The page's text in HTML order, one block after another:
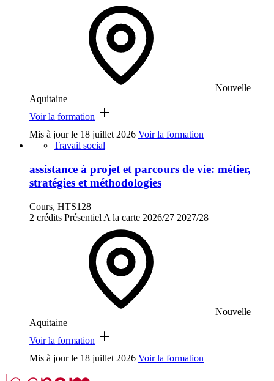
Nouvelle
Aquitaine
Voir la formation
Mis à jour le 18 juillet 2026 Voir la formation
Travail social
assistance à projet et parcours de vie: métier,
stratégies et méthodologies
Cours, HTS128
2 crédits Présentiel A la carte 2026/27 2027/28
Nouvelle
Aquitaine
Voir la formation
Mis à jour le 18 juillet 2026 Voir la formation